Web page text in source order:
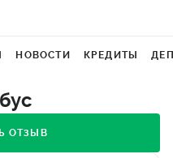
НОВОСТИ КРЕДИТЫ
ОТЗЫВ